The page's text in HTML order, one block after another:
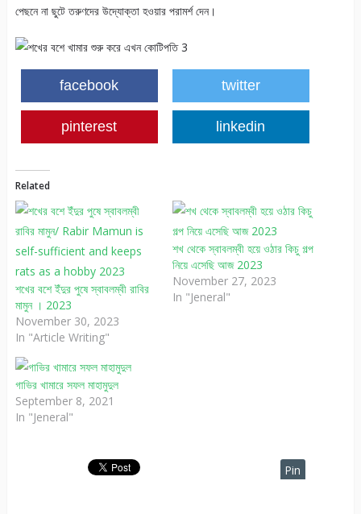
পেছনে না ছুটে তরুণদের উদ্যোক্তা হওয়ার পরামর্শ দেন।
facebook twitter
pinterest linkedin
Related
শখের বশে ইঁদুর পুষে স্বাবলম্বী রাবির
মামুন । 2023
November 30, 2023
In "Article Writing"
শখ থেকে স্বাবলম্বী হয়ে ওঠার কিচু গল্প
নিয়ে এসেছি আজ 2023
November 27, 2023
In "Jeneral"
গাভির খামারে সফল মাহামুদুল
September 8, 2021
In "Jeneral"
Pin